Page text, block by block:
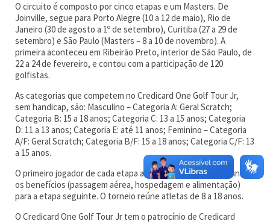
O circuito é composto por cinco etapas e um Masters. De
Joinville, segue para Porto Alegre (10 a 12 de maio), Rio de
Janeiro (30 de agosto a 1º de setembro), Curitiba (27 a 29 de
setembro) e São Paulo (Masters – 8 a 10 de novembro). A
primeira aconteceu em Ribeirão Preto, interior de São Paulo, de
22 a 24 de fevereiro, e contou com a participação de 120
golfistas.
As categorias que competem no Credicard One Golf Tour Jr,
sem handicap, são: Masculino – Categoria A: Geral Scratch;
Categoria B: 15 a 18 anos; Categoria C: 13 a 15 anos; Categoria
D: 11 a 13 anos; Categoria E: até 11 anos; Feminino – Categoria
A/F: Geral Scratch; Categoria B/F: 15 a 18 anos; Categoria C/F: 13
a 15 anos.
O primeiro jogador de cada etapa a fazer um hole-in-one ganha
os benefícios (passagem aérea, hospedagem e alimentação)
para a etapa seguinte. O torneio reúne atletas de 8 a 18 anos.
O Credicard One Golf Tour Jr tem o patrocínio de Credicard